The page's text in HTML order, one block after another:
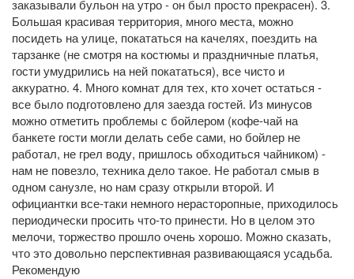
заказывали бульон на утро - он был просто прекрасен). 3.
Большая красивая территория, много места, можно
посидеть на улице, покататься на качелях, поездить на
тарзанке (не смотря на костюмы и праздничные платья,
гости умудрились на ней покататься), все чисто и
аккуратно. 4. Много комнат для тех, кто хочет остаться -
все было подготовлено для заезда гостей. Из минусов
можно отметить проблемы с бойлером (кофе-чай на
банкете гости могли делать себе сами, но бойлер не
работал, не грел воду, пришлось обходиться чайником) -
нам не повезло, техника дело такое. Не работал смыв в
одном санузле, но нам сразу открыли второй. И
официантки все-таки немного нерасторопные, приходилось
периодически просить что-то принести. Но в целом это
мелочи, торжество прошло очень хорошо. Можно сказать,
что это довольно перспективная развивающаяся усадьба.
Рекомендую